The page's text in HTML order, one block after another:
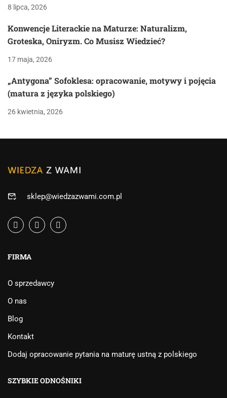
8 lipca, 2026
Konwencje Literackie na Maturze: Naturalizm,
Groteska, Oniryzm. Co Musisz Wiedzieć?
17 maja, 2026
„Antygona” Sofoklesa: opracowanie, motywy i pojęcia
(matura z języka polskiego)
26 kwietnia, 2026
sklep@wiedzazwami.com.pl
FIRMA
O sprzedawcy
O nas
Blog
Kontakt
Dodaj opracowanie pytania na maturę ustną z polskiego
SZYBKIE ODNOŚNIKI